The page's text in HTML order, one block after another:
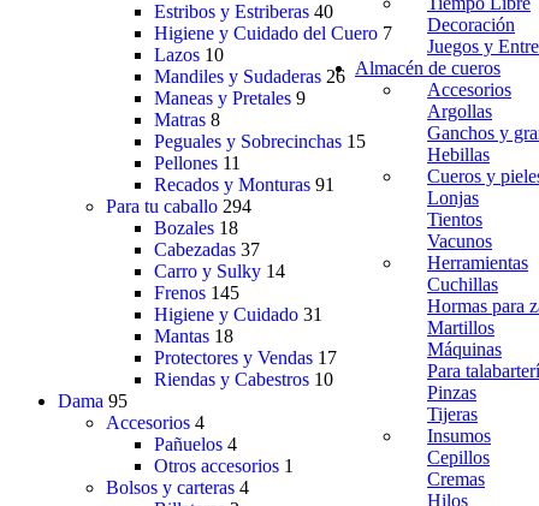
Decoración
Juegos y
Almacén de cueros
Accesorios
Argollas
Ganchos y
Hebillas
Cueros y
Lonjas
Tientos
Vacunos
Herramientas
Cuchillas
Hormas para
Martillos
Máquinas
Para
Pinzas
Tijeras
Insumos
Cepillos
Cremas
Hilos
Estribos y Estriberas 40
Higiene y Cuidado del Cuero 7
Lazos 10
Mandiles y Sudaderas 26
Maneas y Pretales 9
Matras 8
Peguales y Sobrecinchas 15
Pellones 11
Recados y Monturas 91
Para tu caballo 294
Bozales 18
Cabezadas 37
Carro y Sulky 14
Frenos 145
Higiene y Cuidado 31
Mantas 18
Protectores y Vendas 17
Riendas y Cabestros 10
Dama 95
Accesorios 4
Pañuelos 4
Otros accesorios 1
Bolsos y carteras 4